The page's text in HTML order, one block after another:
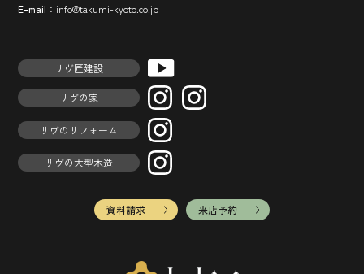
E-mail： info@takumi-kyoto.co.jp
リヴ匠建設
リヴの家
リヴのリフォーム
リヴの大型木造
資料請求 来店予約